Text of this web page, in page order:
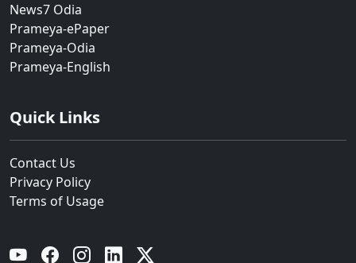
News7 Odia
Prameya-ePaper
Prameya-Odia
Prameya-English
Quick Links
Contact Us
Privacy Policy
Terms of Usage
YouTube Facebook Instagram Linkedin